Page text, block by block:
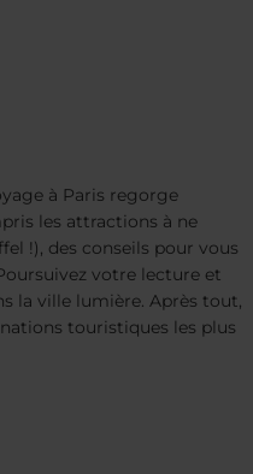
à Paris regorge
les attractions à ne
!), des conseils pour vous
votre lecture et
la ville lumière. Après tout,
touristiques les plus